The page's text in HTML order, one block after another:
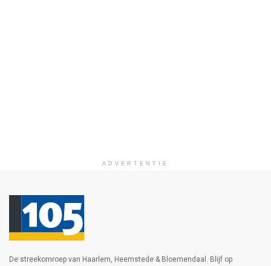
ADVERTENTIE
De streekomroep van Haarlem, Heemstede & Bloemendaal. Blijf op